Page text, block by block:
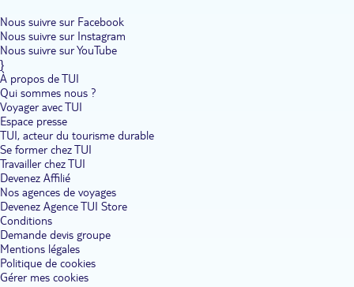
Nous suivre sur Facebook
Nous suivre sur Instagram
Nous suivre sur YouTube
}
À propos de TUI
Qui sommes nous ?
Voyager avec TUI
Espace presse
TUI, acteur du tourisme durable
Se former chez TUI
Travailler chez TUI
Devenez Affilié
Nos agences de voyages
Devenez Agence TUI Store
Conditions
Demande devis groupe
Mentions légales
Politique de cookies
Gérer mes cookies